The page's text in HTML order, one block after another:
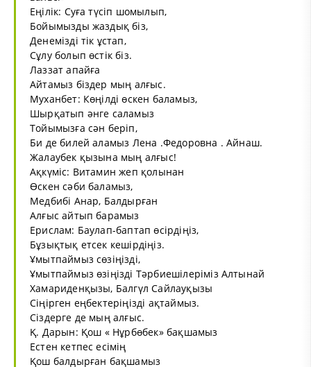
Еңілік: Суға түсіп шомылып,
Бойымызды жаздық біз,
Денемізді тік ұстап,
Сұлу болып өстік біз.
Лаззат апайға
Айтамыз біздер мың алғыс.
Муханбет: Көңілді өскен баламыз,
Шырқатып әнге саламыз
Тойымызға сән беріп,
Би де билей аламыз Лена .Федоровна . Айнаш.
Жалаубек қызына мың алғыс!
Ақкүміс: Витамин жеп қолынан
Өскен сәби баламыз,
Медбибі Анар, Балдырған
Алғыс айтып барамыз
Ерислам: Баулап-баптап өсірдіңіз,
Бұзықтық етсек кешірдіңіз.
Ұмытпаймыз сөзіңізді,
Ұмытпаймыз өзіңізді Тәрбиешілеріміз Алтынай
Хамариденқызы, Балгүл Сайлауқызы
Сіңірген еңбектеріңізді ақтаймыз.
Сіздерге де мың алғыс.
Қ. Дарын: Қош « Нұрбөбек» бақшамыз
Естен кетпес есімің
Қош балдырған бақшамыз